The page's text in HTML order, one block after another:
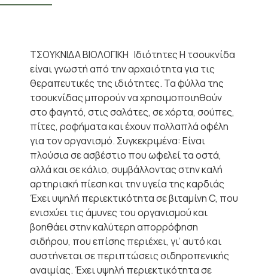
ΤΣΟΥΚΝΙΔΑ ΒΙΟΛΟΓΙΚΗ Ιδιότητες Η τσουκνίδα
είναι γνωστή από την αρχαιότητα για τις
θεραπευτικές της ιδιότητες. Τα φύλλα της
τσουκνίδας μπορούν να χρησιμοποιηθούν
στο φαγητό, στις σαλάτες, σε χόρτα, σούπες,
πίτες, ροφήματα και έχουν πολλαπλά οφέλη
για τον οργανισμό. Συγκεκριμένα: Είναι
πλούσια σε ασβέστιο που ωφελεί τα οστά,
αλλά και σε κάλιο, συμβάλλοντας στην καλή
αρτηριακή πίεση και την υγεία της καρδιάς
Έχει υψηλή περιεκτικότητα σε βιταμίνη C, που
ενισχύει τις άμυνες του οργανισμού και
βοηθάει στην καλύτερη απορρόφηση
σιδήρου, που επίσης περιέχει, γι’ αυτό και
συστήνεται σε περιπτώσεις σιδηροπενικής
αναιμίας. Έχει υψηλή περιεκτικότητα σε